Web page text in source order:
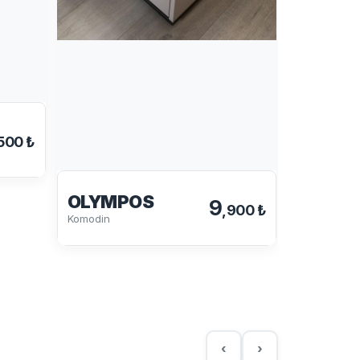
₺
OLYMPOS
Komodin 9 ,900 ₺
‹ ›